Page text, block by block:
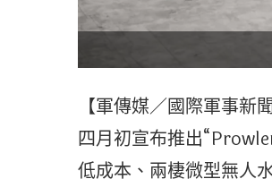
【軍傳媒／國際軍事
四月初宣布推出
低成本、兩棲微型無人